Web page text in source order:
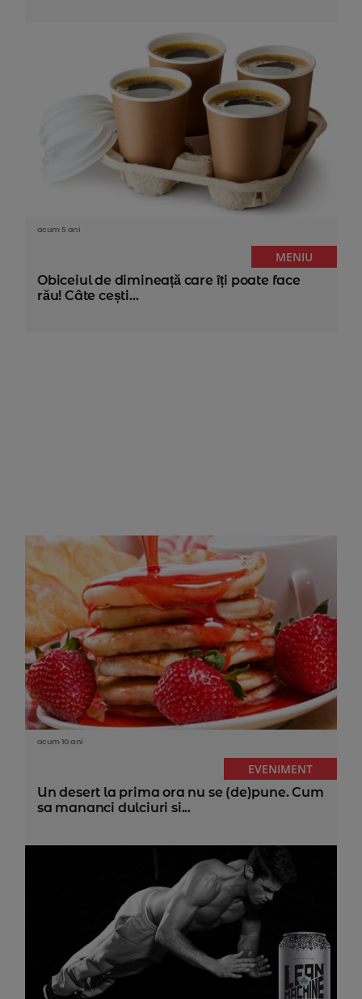
acum 5 ani
MENIU
Obiceiul de dimineață care îți poate face
rău! Câte cești...
acum 10 ani
EVENIMENT
Un desert la prima ora nu se (de)pune. Cum
sa mananci dulciuri si...